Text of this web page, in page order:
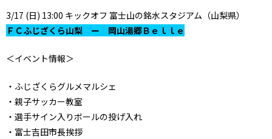
3/17 (日) 13:00 キックオフ 富士山の銘水スタジアム（山梨県）
ＦＣふじざくら山梨 ー 岡山湯郷Ｂｅｌｌｅ
＜イベント情報＞
・ふじざくらグルメマルシェ
・親子サッカー教室
・選手サイン入りボールの投げ入れ
・富士吉田市長挨拶